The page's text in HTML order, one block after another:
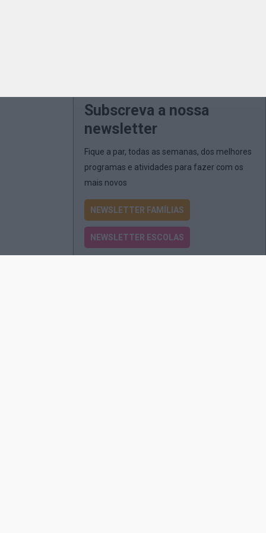
Subscreva a nossa
newsletter
Fique a par, todas as semanas, dos melhores
programas e atividades para fazer com os
mais novos
NEWSLETTER FAMÍLIAS
NEWSLETTER ESCOLAS